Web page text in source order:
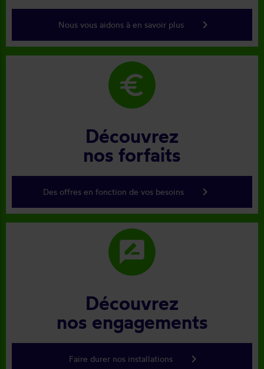
Nous vous aidons à en savoir plus keyboard_arrow_right
euro
Découvrez
nos forfaits
Des offres en fonction de vos besoins keyboard_arrow_right
rate_review
Découvrez
nos engagements
Faire durer nos installations keyboard_arrow_right